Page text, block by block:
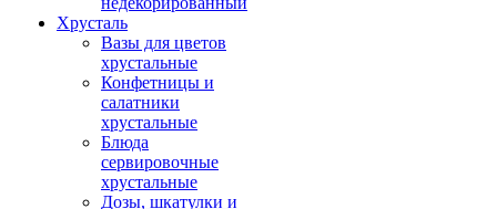
Хрусталь
Вазы для цветов
хрустальные
Конфетницы и
салатники
хрустальные
Блюда
сервировочные
хрустальные
Дозы, шкатулки и